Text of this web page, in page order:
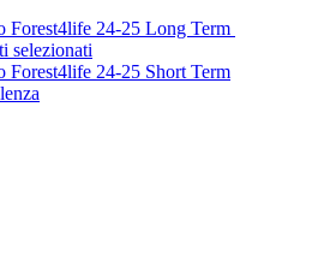
Forest4life 24-25 Long Term
selezionati
24-25 Short Term